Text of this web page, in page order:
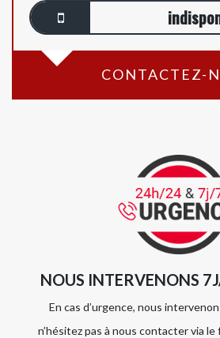
CONTACTEZ-
NOUS INTERVENONS
En cas d’urgence, nous
n’hésitez pas à nous contacter via le